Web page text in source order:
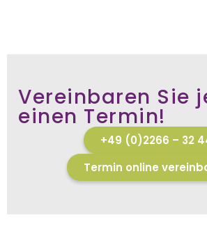
Vereinbaren Sie
einen Termin!
+49 (0)2266 – 32
Termin online